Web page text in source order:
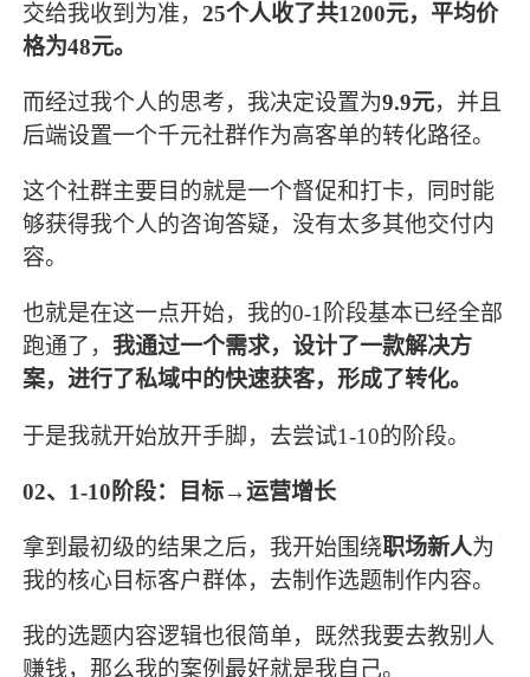
交给我收到为准，25个人收了共1200元，平均价
格为48元。
而经过我个人的思考，我决定设置为9.9元，并且
后端设置一个千元社群作为高客单的转化路径。
这个社群主要目的就是一个督促和打卡，同时能
够获得我个人的咨询答疑，没有太多其他交付内
容。
也就是在这一点开始，我的0-1阶段基本已经全部
跑通了，我通过一个需求，设计了一款解决方
案，进行了私域中的快速获客，形成了转化。
于是我就开始放开手脚，去尝试1-10的阶段。
02、1-10阶段：目标→运营增长
拿到最初级的结果之后，我开始围绕职场新人为
我的核心目标客户群体，去制作选题制作内容。
我的选题内容逻辑也很简单，既然我要去教别人
赚钱，那么我的案例最好就是我自己。